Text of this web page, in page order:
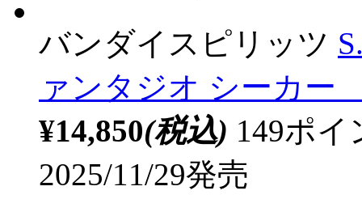
バンダイスピリッツ
ァンタジオ シーカー
¥14,850(税込) 149ポ
2025/11/29発売